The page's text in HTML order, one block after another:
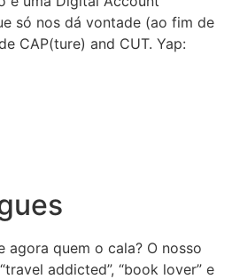
só nos dá vontade (ao fim de
CAP(ture) and CUT. Yap:
agora quem o cala? O nosso
addicted”, “book lover” e